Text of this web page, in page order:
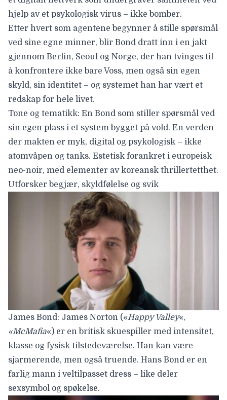
hjelp av et psykologisk virus – ikke bomber.
Etter hvert som agentene begynner å stille spørsmål
ved sine egne minner, blir Bond dratt inn i en jakt
gjennom Berlin, Seoul og Norge, der han tvinges til
å konfrontere ikke bare Voss, men også sin egen
skyld, sin identitet – og systemet han har vært et
redskap for hele livet.
Tone og tematikk: En Bond som stiller spørsmål ved
sin egen plass i et system bygget på vold. En verden
der makten er myk, digital og psykologisk – ikke
atomvåpen og tanks. Estetisk forankret i europeisk
neo-noir, med elementer av koreansk thrillertetthet.
Utforsker begjær, skyldfølelse og svik
James Bond: James Norton («Happy Valley«,
«McMafia«) er en britisk skuespiller med intensitet,
klasse og fysisk tilstedeværelse. Han kan være
sjarmerende, men også truende. Hans Bond er en
farlig mann i veltilpasset dress – like deler
sexsymbol og spøkelse.